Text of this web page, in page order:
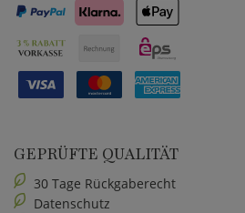
GEPRÜFTE QUALITÄT
30 Tage Rückgaberecht
Datenschutz